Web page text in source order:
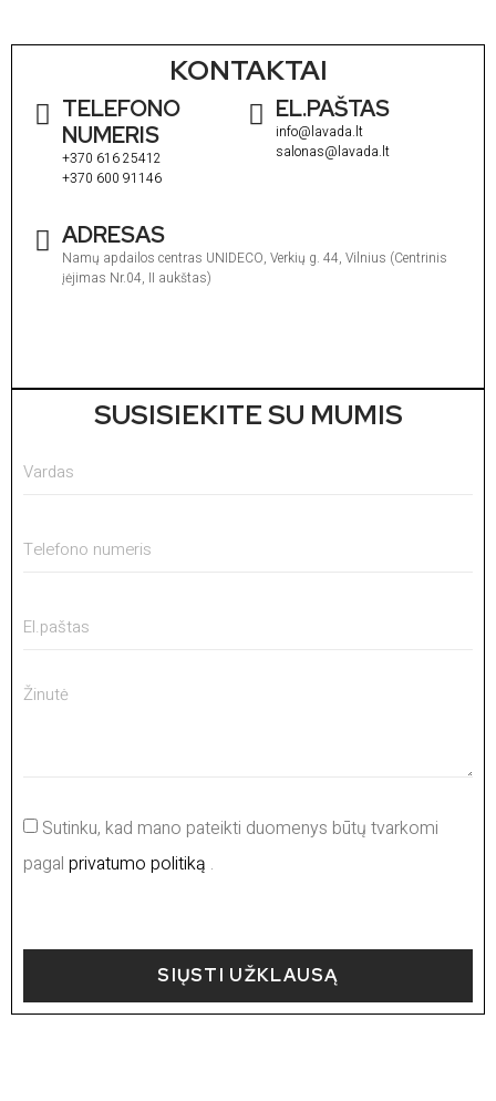
KONTAKTAI
TELEFONO
NUMERIS
+370 616 25412
+370 600 91146
EL.PAŠTAS
info@lavada.lt
salonas@lavada.lt
ADRESAS
Namų apdailos centras UNIDECO, Verkių g. 44, Vilnius (Centrinis
įėjimas Nr.04, II aukštas)
SUSISIEKITE SU MUMIS
Sutinku, kad mano pateikti duomenys būtų tvarkomi
pagal privatumo politiką .
SIŲSTI UŽKLAUSĄ